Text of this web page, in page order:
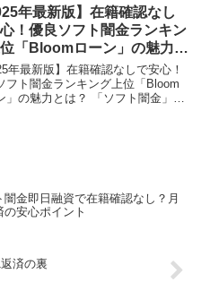
ています。闇金に不安を感じてい
、返済に困っている方...
年最新版】在籍確認なし
！優良ソフト闇金ランキン
「Bloomローン」の魅力と
年最新版】在籍確認なしで安心！
フト闇金ランキング上位「Bloom
」の魅力とは？ 「ソフト闇金」
闇金即日融資で在籍確認なし？月
の安心ポイント
済の裏